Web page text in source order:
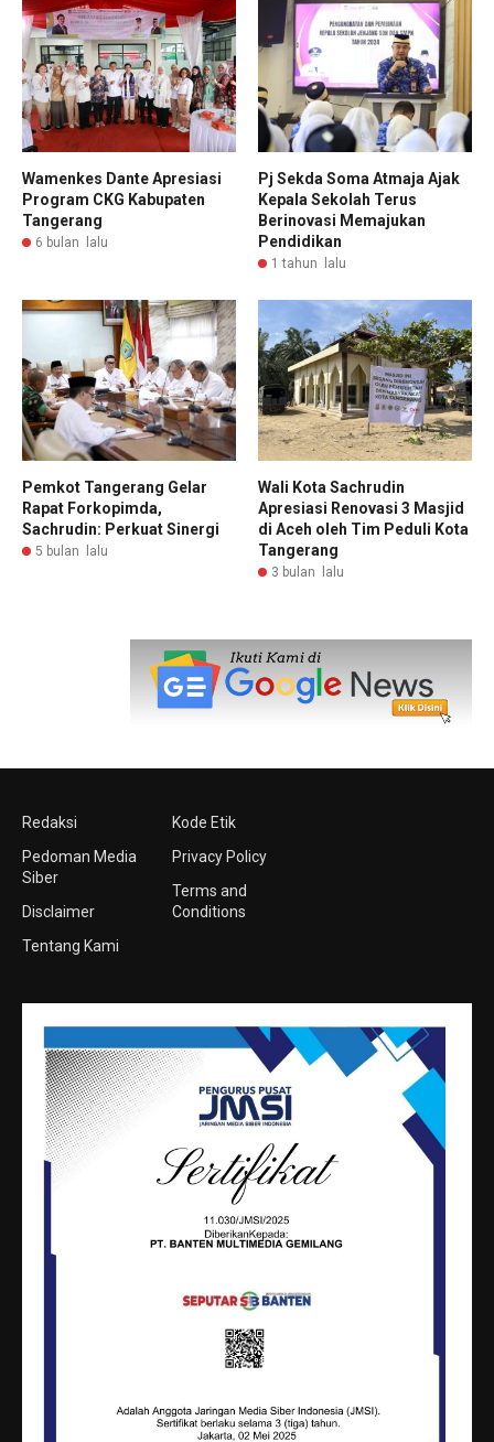
Wamenkes Dante Apresiasi
Program CKG Kabupaten
Tangerang
6 bulan lalu
Pj Sekda Soma Atmaja Ajak
Kepala Sekolah Terus
Berinovasi Memajukan
Pendidikan
1 tahun lalu
Pemkot Tangerang Gelar
Rapat Forkopimda,
Sachrudin: Perkuat Sinergi
5 bulan lalu
Wali Kota Sachrudin
Apresiasi Renovasi 3 Masjid
di Aceh oleh Tim Peduli Kota
Tangerang
3 bulan lalu
Redaksi
Pedoman Media
Siber
Disclaimer
Tentang Kami
Kode Etik
Privacy Policy
Terms and
Conditions